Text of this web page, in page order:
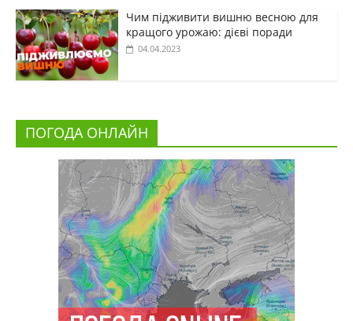
Чим підживити вишню весною для
кращого урожаю: дієві поради
04.04.2023
ПОГОДА ОНЛАЙН